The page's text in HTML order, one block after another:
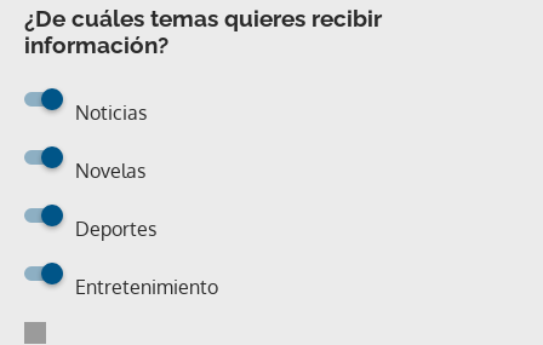
¿De cuáles temas quieres recibir
información?
Noticias
Novelas
Deportes
Entretenimiento